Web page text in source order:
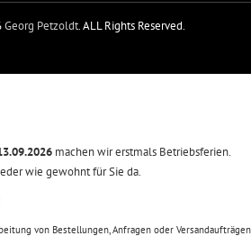
Georg Petzoldt. ALL Rights Reserved.
machen wir erstmals Betriebsferien.
wie gewohnt für Sie da.
von Bestellungen, Anfragen oder